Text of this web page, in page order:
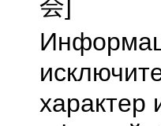
характер